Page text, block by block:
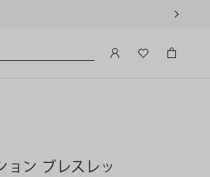
ウント登録*で、20,000円(税込)以上のお買い物にご利
ョン ブレスレッ